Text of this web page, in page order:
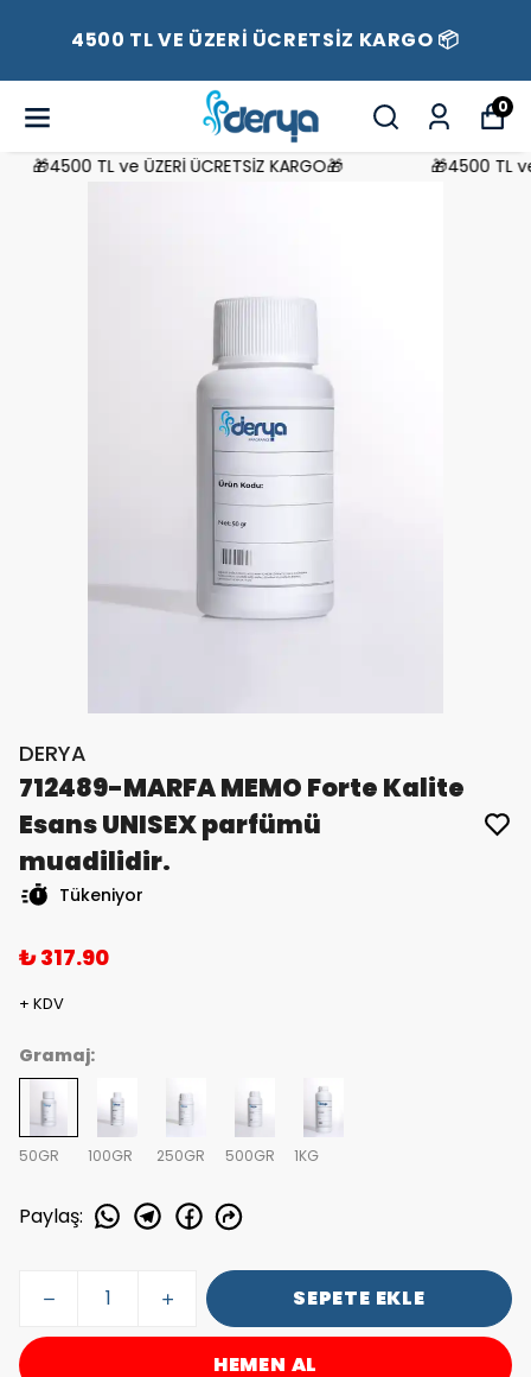
4500 TL VE ÜZERİ ÜCRETSİZ KARGO 📦
0
🎁4500 TL ve ÜZERİ ÜCRETSİZ KARGO🎁 🎁4500 TL ve
DERYA
712489-MARFA MEMO Forte Kalite
Esans UNISEX parfümü
muadilidir.
Tükeniyor
₺ 317.90
+ KDV
Gramaj:
50GR 100GR 250GR 500GR 1KG
Paylaş:
SEPETE EKLE
HEMEN AL